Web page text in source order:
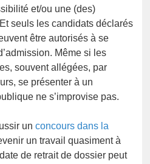
et/ou une (des)
seuls les candidats déclarés
être autorisés à se
Même si les
souvent allégées, par
se présenter à un
ne s’improvise pas.
unconcours dans la
un travail quasiment à
de retrait de dossier peut